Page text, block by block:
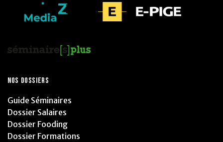
NOS DOSSIERS
Guide Séminaires
Dossier Salaires
Dossier Fooding
Dossier Formations